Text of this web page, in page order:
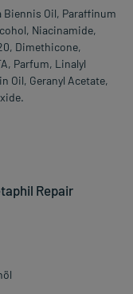
Biennis Oil, Paraffinum
Niacinamide,
Dimethicone,
Parfum, Linalyl
Oil, Geranyl Acetate,
Repair